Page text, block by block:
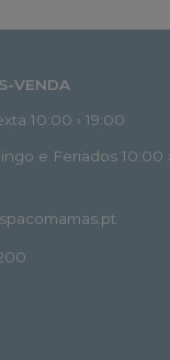
VENDA
10:00 › 19:00
e Feriados 10:00 ›